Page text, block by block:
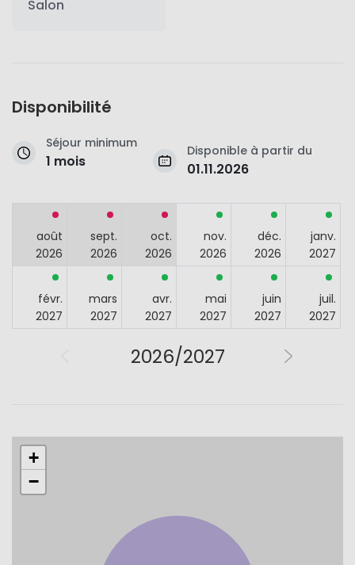
Salon
Disponibilité
Séjour minimum
1 mois
Disponible à partir du
01.11.2026
août
2026
sept.
2026
oct.
2026
nov.
2026
déc.
2026
janv.
2027
févr.
2027
mars
2027
avr.
2027
mai
2027
juin
2027
juil.
2027
2026/2027
+
−